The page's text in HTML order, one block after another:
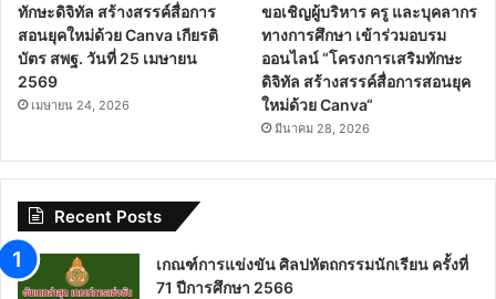
ทักษะดิจิทัล สร้างสรรค์สื่อการ
สอนยุคใหม่ด้วย Canva เกียรติ
บัตร สพฐ. วันที่ 25 เมษายน
2569
เมษายน 24, 2026
ขอเชิญผู้บริหาร ครู และบุคลากร
ทางการศึกษา เข้าร่วมอบรม
ออนไลน์ “โครงการเสริมทักษะ
ดิจิทัล สร้างสรรค์สื่อการสอนยุค
ใหม่ด้วย Canva“
มีนาคม 28, 2026
Recent Posts
เกณฑ์การแข่งขัน ศิลปหัตถกรรมนักเรียน ครั้งที่
71 ปีการศึกษา 2566